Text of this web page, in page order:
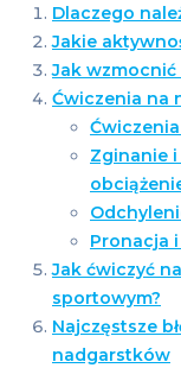
Dlaczego
Jakie
Jak
Ćwiczenia na
Zginanie
Pronacja
Jak ćwiczyć
sportowym?
Najczęstsze
nadgarstków